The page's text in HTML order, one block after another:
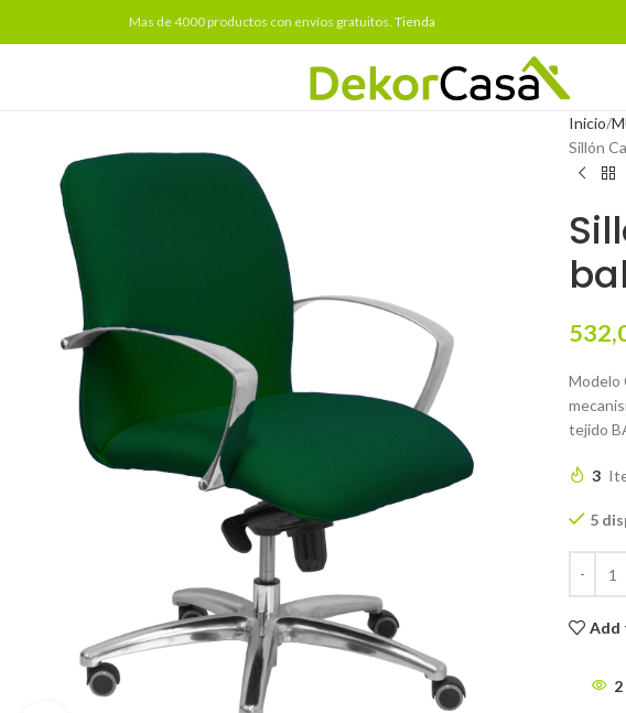
Mas de 4000 productos con envíos gratuitos. Tienda
Inicio
Sillón
Modelo
tejido
3
5
Add
2